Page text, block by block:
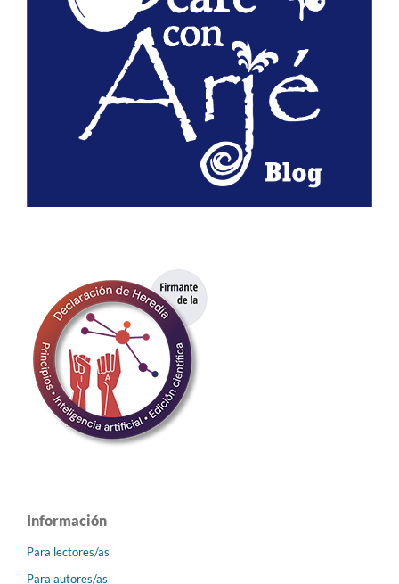
Información
Para lectores/as
Para autores/as